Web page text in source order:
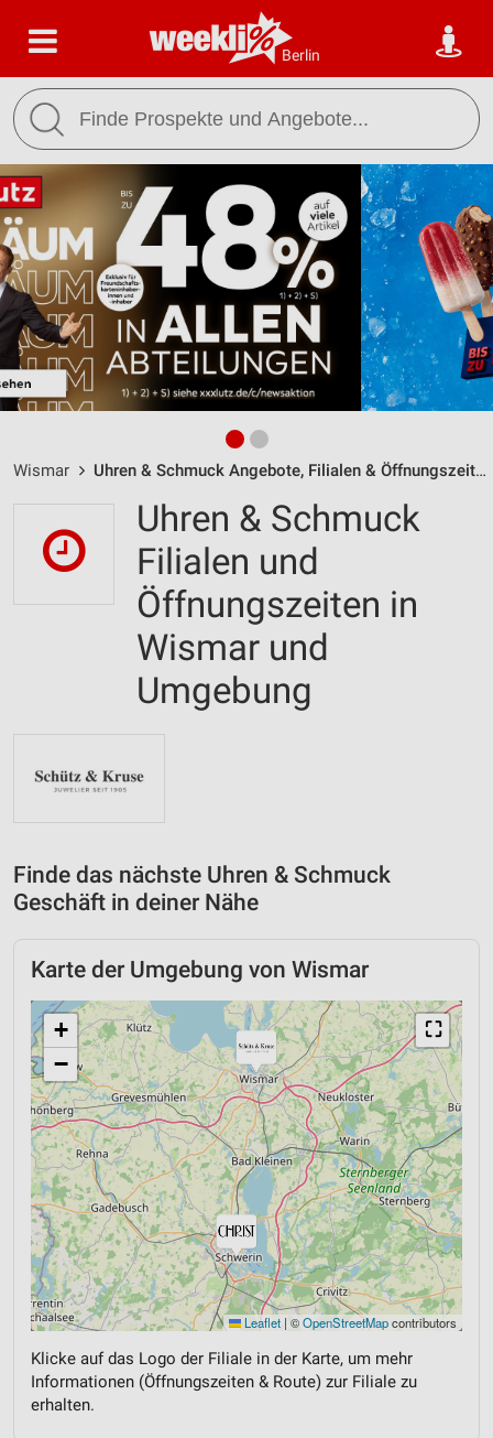
Berlin
Wismar Uhren & Schmuck Angebote, Filialen & Öffnungszeiten
Uhren & Schmuck
Filialen und
Öffnungszeiten in
Wismar und
Umgebung
Finde das nächste Uhren & Schmuck
Geschäft in deiner Nähe
Karte der Umgebung von Wismar
⛶
+
−
Leaflet | ©OpenStreetMapcontributors
Klicke auf das Logo der Filiale in der Karte, um mehr
Informationen (Öffnungszeiten & Route) zur Filiale zu
erhalten.